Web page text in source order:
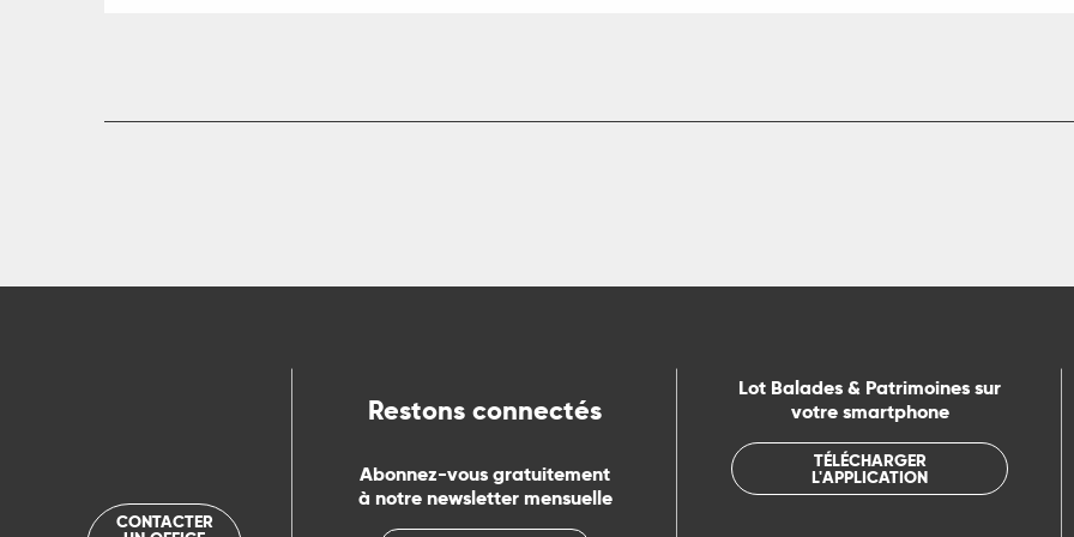
CONTACTER
Restons connectés
Abonnez-vous gratuitement
à notre newsletter mensuelle
Lot Balades & Patrimoines sur
votre smartphone
TÉLÉCHARGER
L'APPLICATION